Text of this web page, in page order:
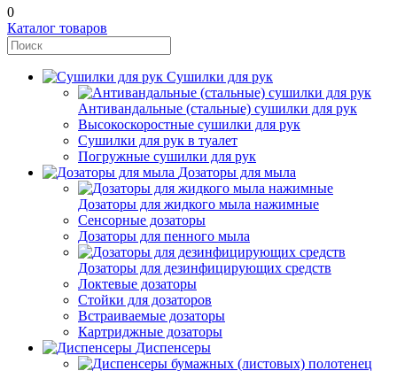
0
Каталог товаров
Сушилки для рук
Антивандальные (стальные) сушилки для рук
Высокоскоростные сушилки для рук
Сушилки для рук в туалет
Погружные сушилки для рук
Дозаторы для мыла
Дозаторы для жидкого мыла нажимные
Сенсорные дозаторы
Дозаторы для пенного мыла
Дозаторы для дезинфицирующих средств
Локтевые дозаторы
Стойки для дозаторов
Встраиваемые дозаторы
Картриджные дозаторы
Диспенсеры